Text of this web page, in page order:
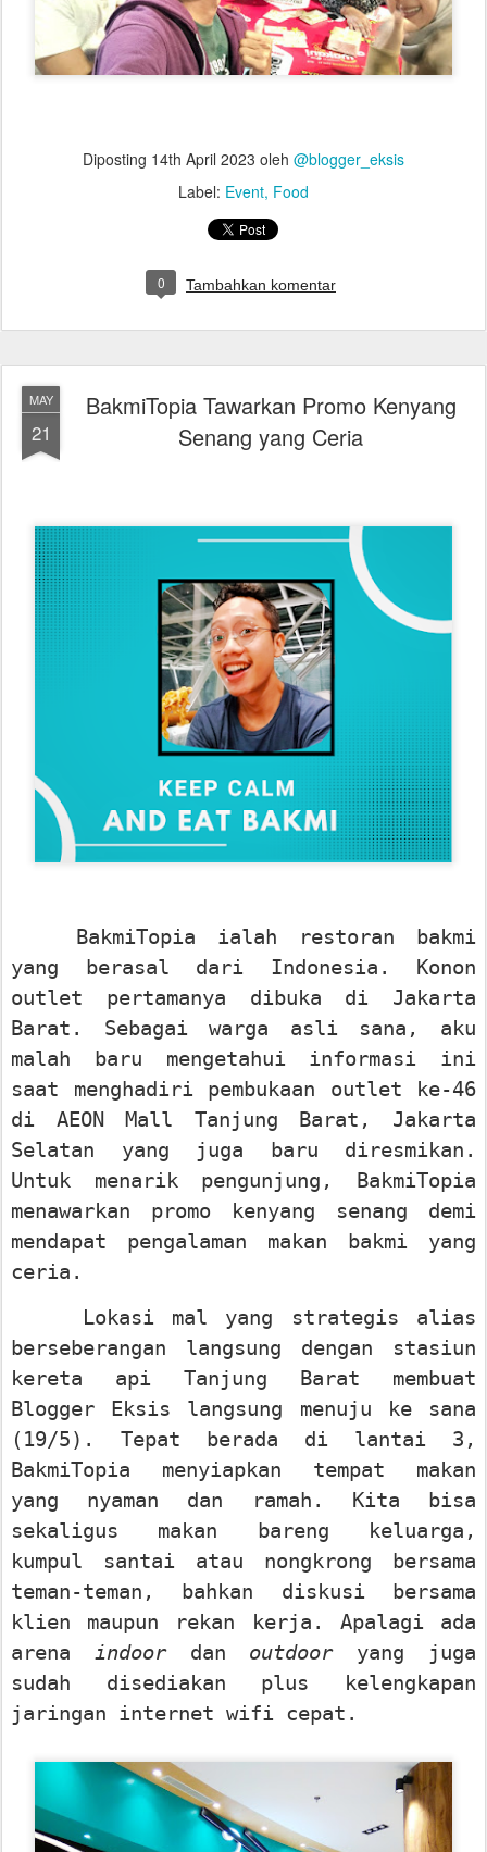
Diposting 14th April 2023 oleh @blogger_eksis
Label: Event Food
0 Tambahkan komentar
MAY
21
BakmiTopia Tawarkan Promo Kenyang
Senang yang Ceria
BakmiTopia ialah restoran bakmi
yang berasal dari Indonesia. Konon
outlet pertamanya dibuka di Jakarta
Barat. Sebagai warga asli sana, aku
malah baru mengetahui informasi ini
saat menghadiri pembukaan outlet ke-46
di AEON Mall Tanjung Barat, Jakarta
Selatan yang juga baru diresmikan.
Untuk menarik pengunjung, BakmiTopia
menawarkan promo kenyang senang demi
mendapat pengalaman makan bakmi yang
ceria.
Lokasi mal yang strategis alias
berseberangan langsung dengan stasiun
kereta api Tanjung Barat membuat
Blogger Eksis langsung menuju ke sana
(19/5). Tepat berada di lantai 3,
BakmiTopia menyiapkan tempat makan
yang nyaman dan ramah. Kita bisa
sekaligus makan bareng keluarga,
kumpul santai atau nongkrong bersama
teman-teman, bahkan diskusi bersama
klien maupun rekan kerja. Apalagi ada
arena indoordan outdooryang juga
sudah disediakan plus kelengkapan
jaringan internet wifi cepat.